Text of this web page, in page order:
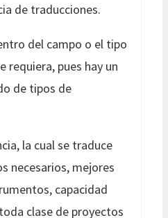
de traducciones.
del campo o el tipo
requiera, pues hay un
de tipos de
la cual se traduce
necesarios, mejores
capacidad
clase de proyectos